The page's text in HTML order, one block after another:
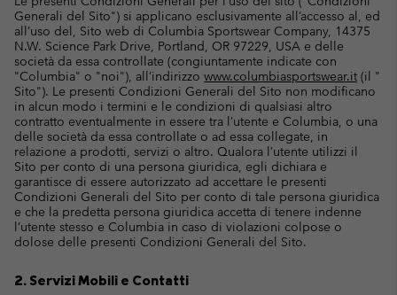
Generali del Sito") si applicano esclusivamente all’accesso al, ed
all’uso del, Sito web di Columbia Sportswear Company, 14375
N.W. Science Park Drive, Portland, OR 97229, USA e delle
società da essa controllate (congiuntamente indicate con
"Columbia" o "noi"), all’indirizzo www.columbiasportswear.it (il "
Sito"). Le presenti Condizioni Generali del Sito non modificano
in alcun modo i termini e le condizioni di qualsiasi altro
contratto eventualmente in essere tra l’utente e Columbia, o una
delle società da essa controllate o ad essa collegate, in
relazione a prodotti, servizi o altro. Qualora l’utente utilizzi il
Sito per conto di una persona giuridica, egli dichiara e
garantisce di essere autorizzato ad accettare le presenti
Condizioni Generali del Sito per conto di tale persona giuridica
e che la predetta persona giuridica accetta di tenere indenne
l’utente stesso e Columbia in caso di violazioni colpose o
dolose delle presenti Condizioni Generali del Sito.
2. Servizi Mobili e Contatti